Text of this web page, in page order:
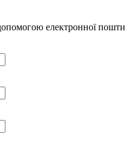
електронної пошти